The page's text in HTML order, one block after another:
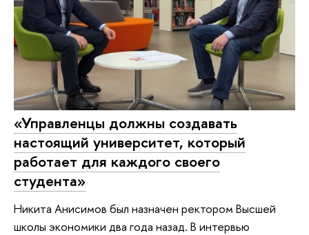
«Управленцы должны создавать
настоящий университет, который
работает для каждого своего
студента»
Никита Анисимов был назначен ректором Высшей
школы экономики два года назад. В интервью